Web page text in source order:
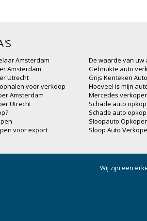
Amsterdam
Amsterdam
Utrecht
voor verkoop
Amsterdam
Utrecht
voor export
De waarde van uw
Gebruikte auto
Grijs Kenteken
Hoeveel is mijn
Mercedes
Schade auto
Schade auto
Sloopauto Opkoper
Sloop Auto
Wij zijn een